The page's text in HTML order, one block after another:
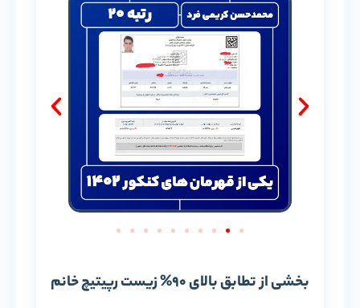
بخشی از تطابق بالای 90% زیست رپیتیچ خانم